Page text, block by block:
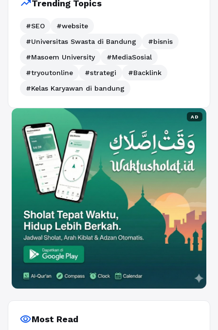
trending_upTrending Topics
#SEO
#website
#Universitas Swasta di Bandung
#bisnis
#Masoem University
#MediaSosial
#tryoutonline
#strategi
#Backlink
#Kelas Karyawan di bandung
AD
visibilityMost Read